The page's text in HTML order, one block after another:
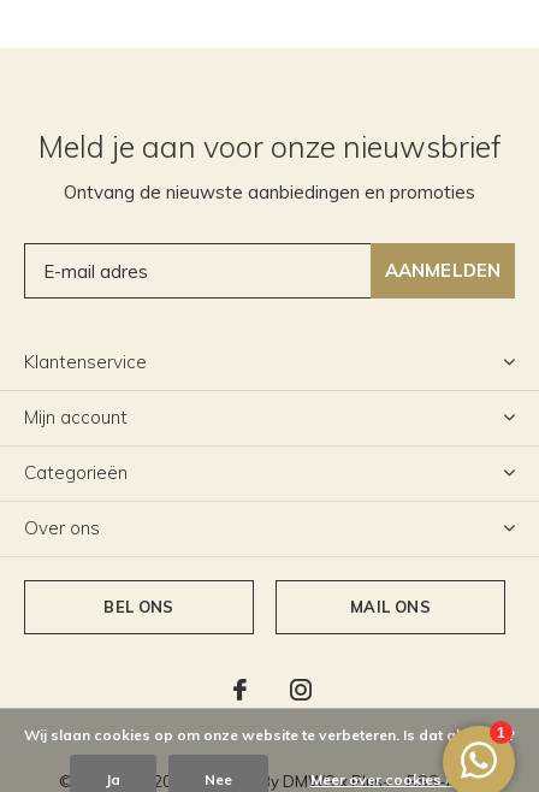
Meld je aan voor onze nieuwsbrief
Ontvang de nieuwste aanbiedingen en promoties
AANMELDEN
Klantenservice
Mijn account
Categorieën
Over ons
BEL ONS MAIL ONS
© Copyright 2026 - Theme By DMWSxPlus+-RSS-feed
Wij slaan cookies op om onze website te verbeteren. Is dat akkoord?
Ja Nee Meer over cookies »